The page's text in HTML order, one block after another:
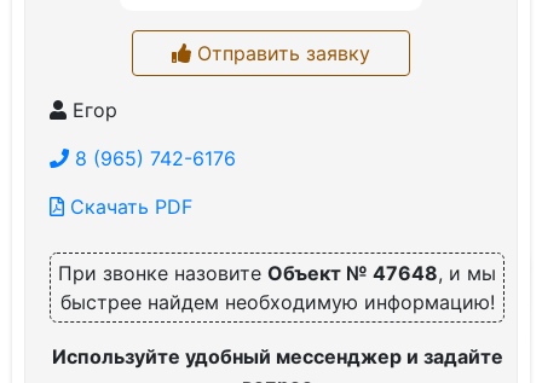
Отправить заявку
Егор
8 (965) 742-6176
Скачать PDF
При звонке назовите Объект № 47648, и мы
быстрее найдем необходимую информацию!
Используйте удобный мессенджер и задайте